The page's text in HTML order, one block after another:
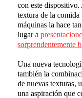
con este dispositivo.
textura de la comida
máquinas la hace
lugar a
sorprendentemente
Una nueva
también la
de nuevas texturas,
una aspiración que